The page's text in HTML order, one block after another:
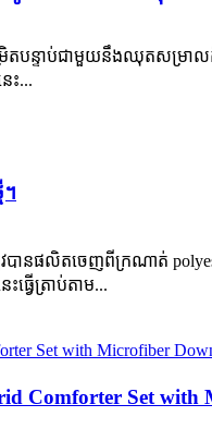
បន្ទាប់ជាមួយនឹងឈុតសម្រាល
ះ...
។
នផលិតចេញពីក្រណាត់
វើ​ត្រាប់​តាម...
Comforter Set with